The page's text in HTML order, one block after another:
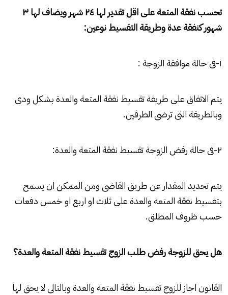
تحسب نفقة المتعة على اقل تقدير لها ٢٤ شهر ويضاف لها ٣
شهور كنفقة عدة وطريقة التقسيط نوعين:
١-فى حالة موافقة الزوجة :
يتم الاتفاق على طريقة تقسيط نفقة المتعة والعدة بشكل ودى
وبالطريقة التى ترضى الطرفين.
٢-فى حالة رفض الزوجة تقسيط نفقة المتعة والعدة:
يتم تحديد المقدار عن طريق القاضى ومن الممكن ان يسمح
بتقسيط نفقة المتعة والعدة على ثلاث او اربع او خمس دفعات
حسب ظروف المطلق.
هل يحق للزوجة رفض طلب الزوج تقسيط نفقة المتعة والعدة؟
القانون اجاز للزوج تقسيط نفقة المتعة والعدة وبالتالى لا يحق لها